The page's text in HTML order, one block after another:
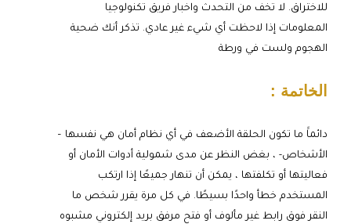
للاختراق. لا تخف من التحدث واخبار فريق تكنولوجيا
المعلومات إذا لاحظت أي شيء غير عادي. تذكر أنك ضحية
الهجوم ولست في ورطة
الخاتمة :
دائماََ ما تكون الحلقة الأضعف في أي نظام أمان هي نفسها –
الأشخاص- ، بغض النظر عن مدى شمولية أدوات الأمان أو
فعاليتها أو تكلفتها ، يمكن أن تنهار جميعًا إذا ارتكب
المستخدم خطأ واحدًا بسيطًا. في كل مرة يقرر شخص ما
النقر فوق رابط غير مألوف أو فتح مرفق بريد إلكتروني مشبوه